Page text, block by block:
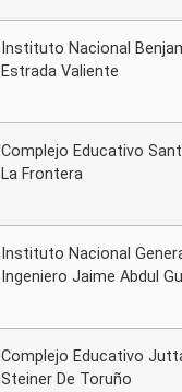
Instituto Nacional
Estrada Valiente
Complejo Educativo
La Frontera
Instituto Nacional
Ingeniero Jaime Abdul
Complejo Educativo
Steiner De Toruño